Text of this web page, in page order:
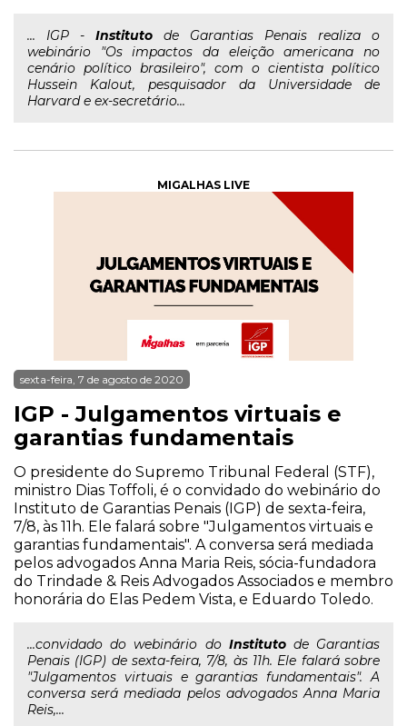
... IGP - Instituto de Garantias Penais realiza o
webinário "Os impactos da eleição americana no
cenário político brasileiro", com o cientista político
Hussein Kalout, pesquisador da Universidade de
Harvard e ex-secretário...
MIGALHAS LIVE
sexta-feira, 7 de agosto de 2020
IGP - Julgamentos virtuais e
garantias fundamentais
O presidente do Supremo Tribunal Federal (STF),
ministro Dias Toffoli, é o convidado do webinário do
Instituto de Garantias Penais (IGP) de sexta-feira,
7/8, às 11h. Ele falará sobre "Julgamentos virtuais e
garantias fundamentais". A conversa será mediada
pelos advogados Anna Maria Reis, sócia-fundadora
do Trindade & Reis Advogados Associados e membro
honorária do Elas Pedem Vista, e Eduardo Toledo.
...convidado do webinário do Institutode Garantias
Penais (IGP) de sexta-feira, 7/8, às 11h. Ele falará sobre
"Julgamentos virtuais e garantias fundamentais". A
conversa será mediada pelos advogados Anna Maria
Reis,...